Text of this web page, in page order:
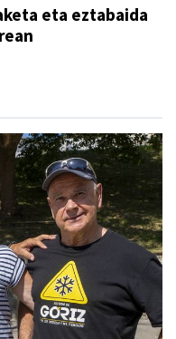
eta eztabaida